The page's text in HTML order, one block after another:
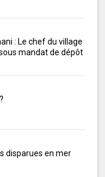
: Le chef du village
mandat de dépôt
disparues en mer